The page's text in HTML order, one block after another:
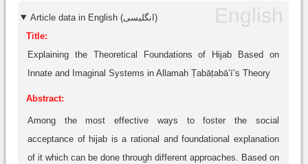
Article data in English (انگلیسی)
Title:
Explaining the Theoretical Foundations of Hijab Based on
Innate and Imaginal Systems in Allamah Ṭabāṭabā’ī’s Theory
Abstract:
Among the most effective ways to foster the social
acceptance of hijab is a rational and foundational explanation
of it which can be done through different approaches. Based on